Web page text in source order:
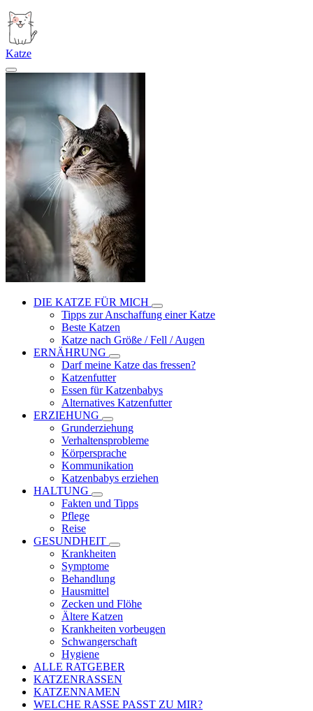
Katze
DIE KATZE FÜR MICH
Tipps zur Anschaffung einer Katze
Beste Katzen
Katze nach Größe / Fell / Augen
ERNÄHRUNG
Darf meine Katze das fressen?
Katzenfutter
Essen für Katzenbabys
Alternatives Katzenfutter
ERZIEHUNG
Grunderziehung
Verhaltensprobleme
Körpersprache
Kommunikation
Katzenbabys erziehen
HALTUNG
Fakten und Tipps
Pflege
Reise
GESUNDHEIT
Krankheiten
Symptome
Behandlung
Hausmittel
Zecken und Flöhe
Ältere Katzen
Krankheiten vorbeugen
Schwangerschaft
Hygiene
ALLE RATGEBER
KATZENRASSEN
KATZENNAMEN
WELCHE RASSE PASST ZU MIR?